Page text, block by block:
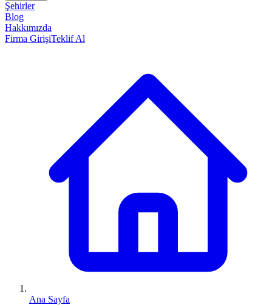
Şehirler
Blog
Hakkımızda
Firma GirişiTeklif Al
Ana Sayfa